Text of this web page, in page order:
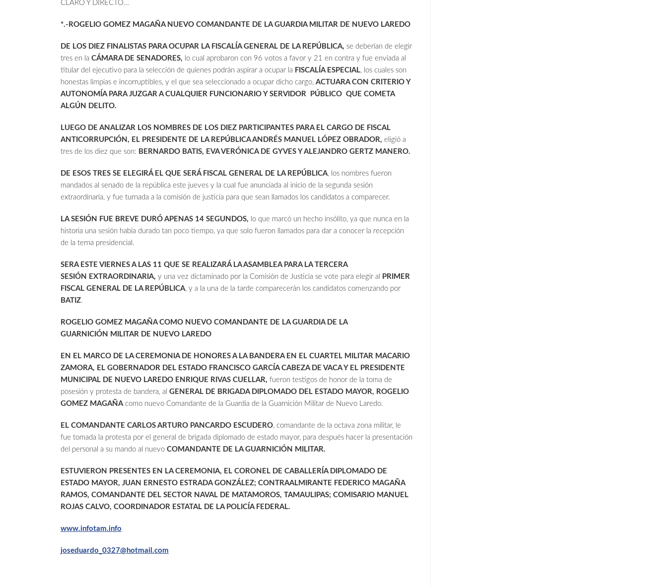
CLARO Y DIRECTO…
*.-ROGELIO GOMEZ MAGAÑA NUEVO COMANDANTE DE LA GUARDIA MILITAR DE NUEVO LAREDO
DE LOS DIEZ FINALISTAS PARA OCUPAR LA FISCALÍA GENERAL DE LA REPÚBLICA, se deberían de elegir
tres en la CÁMARA DE SENADORES, lo cual aprobaron con 96 votos a favor y 21 en contra y fue enviada al
titular del ejecutivo para la selección de quienes podrán aspirar a ocupar la FISCALÍA ESPECIAL, los cuales son
honestas limpias e incorruptibles, y el que sea seleccionado a ocupar dicho cargo, ACTUARA CON CRITERIO Y
AUTONOMÍA PARA JUZGAR A CUALQUIER FUNCIONARIO Y SERVIDOR PÚBLICO QUE COMETA
ALGÚN DELITO.
LUEGO DE ANALIZAR LOS NOMBRES DE LOS DIEZ PARTICIPANTES PARA EL CARGO DE FISCAL
ANTICORRUPCIÓN, EL PRESIDENTE DE LA REPÚBLICA ANDRÉS MANUEL LÓPEZ OBRADOR, eligió a
tres de los diez que son: BERNARDO BATIS, EVA VERÓNICA DE GYVES Y ALEJANDRO GERTZ MANERO.
DE ESOS TRES SE ELEGIRÁ EL QUE SERÁ FISCAL GENERAL DE LA REPÚBLICA, los nombres fueron
mandados al senado de la república este jueves y la cual fue anunciada al inicio de la segunda sesión
extraordinaria, y fue turnada a la comisión de justicia para que sean llamados los candidatos a comparecer.
LA SESIÓN FUE BREVE DURÓ APENAS 14 SEGUNDOS, lo que marcó un hecho insólito, ya que nunca en la
historia una sesión había durado tan poco tiempo, ya que solo fueron llamados para dar a conocer la recepción
de la terna presidencial.
SERA ESTE VIERNES A LAS 11 QUE SE REALIZARÁ LA ASAMBLEA PARA LA TERCERA
SESIÓN EXTRAORDINARIA, y una vez dictaminado por la Comisión de Justicia se vote para elegir al
PRIMER
FISCAL GENERAL DE LA REPÚBLICA, y a la una de la tarde comparecerán los candidatos comenzando por
BATIZ.
ROGELIO GOMEZ MAGAÑA COMO NUEVO COMANDANTE DE LA GUARDIA DE LA
GUARNICIÓN MILITAR DE NUEVO LAREDO
EN EL MARCO DE LA CEREMONIA DE HONORES A LA BANDERA EN EL CUARTEL MILITAR MACARIO
ZAMORA, EL GOBERNADOR DEL ESTADO FRANCISCO GARCÍA CABEZA DE VACA Y EL PRESIDENTE
MUNICIPAL DE NUEVO LAREDO ENRIQUE RIVAS CUELLAR, fueron testigos de honor de la toma de
posesión y protesta de bandera, al GENERAL DE BRIGADA DIPLOMADO DEL ESTADO MAYOR, ROGELIO
GOMEZ MAGAÑA como nuevo Comandante de la Guardia de la Guarnición Militar de Nuevo Laredo.
EL COMANDANTE CARLOS ARTURO PANCARDO ESCUDERO, comandante de la octava zona militar, le
fue tomada la protesta por el general de brigada diplomado de estado mayor, para después hacer la presentación
del personal a su mando al nuevo COMANDANTE DE LA GUARNICIÓN MILITAR.
ESTUVIERON PRESENTES EN
LA CEREMONIA, EL CORONEL DE CABALLERÍA DIPLOMADO DE
ESTADO MAYOR, JUAN ERNESTO ESTRADA GONZÁLEZ; CONTRAALMIRANTE FEDERICO MAGAÑA
RAMOS, COMANDANTE DEL SECTOR NAVAL DE MATAMOROS, TAMAULIPAS; COMISARIO MANUEL
ROJAS CALVO, COORDINADOR ESTATAL DE LA POLICÍA FEDERAL.
www.infotam.info
joseduardo_0327@hotmail.com